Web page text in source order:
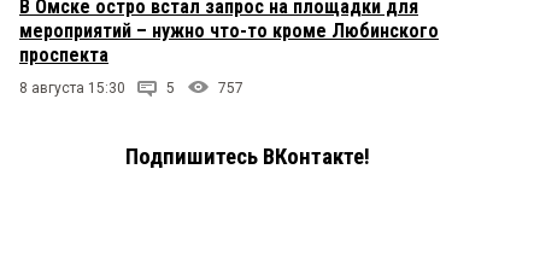
В Омске остро встал запрос на площадки для
мероприятий – нужно что-то кроме Любинского
проспекта
8 августа 15:30 5 757
Подпишитесь ВКонтакте!